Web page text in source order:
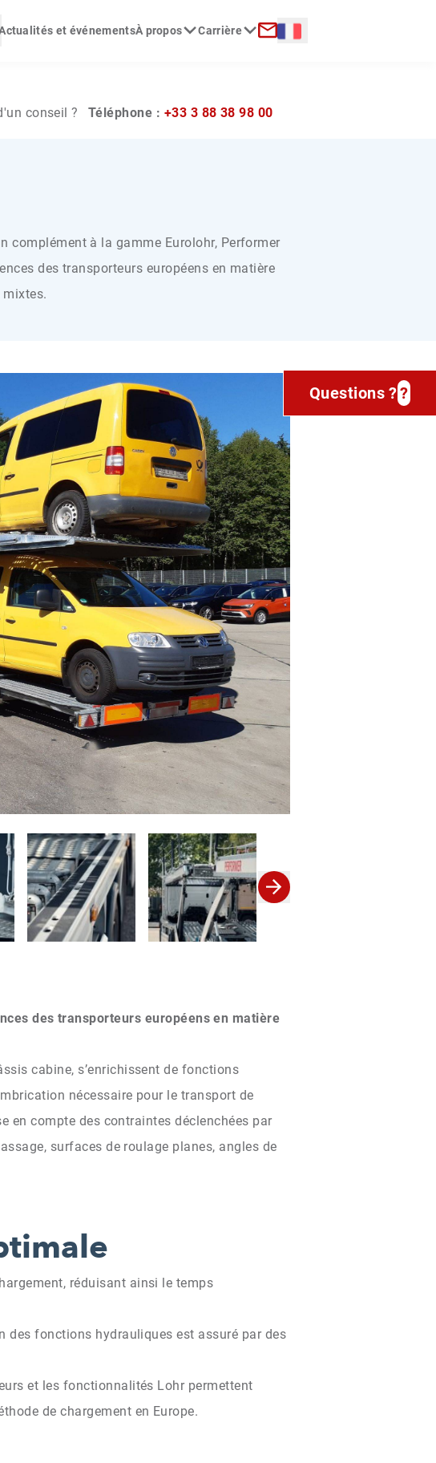
la recherche
et événementsÀ propos Carrière Langue :
conseil ? Téléphone : +33 3 88 38 98 00
complément à la gamme Eurolohr, Performer
des transporteurs européens en matière
mixtes.
des transporteurs européens en matière
cabine, s’enrichissent de fonctions
nécessaire pour le transport de
en compte des contraintes déclenchées par
surfaces de roulage planes, angles de
réduisant ainsi le temps
des fonctions hydrauliques est assuré par des
et les fonctionnalités Lohr permettent
de chargement en Europe.
Questions ??